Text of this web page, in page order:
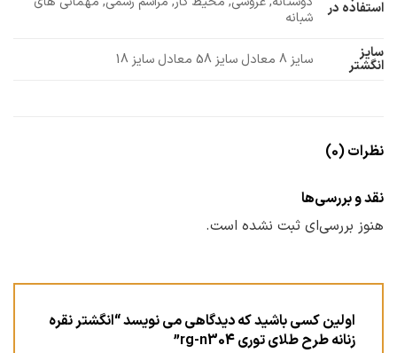
استفاده در
شبانه
سایز
انگشتر سایز 8 معادل سایز 58 معادل سایز 18
نظرات (0)
نقد و بررسی‌ها
هنوز بررسی‌ای ثبت نشده است.
اولین کسی باشید که دیدگاهی می نویسد “انگشتر نقره
زنانه طرح طلای توری rg-n304”